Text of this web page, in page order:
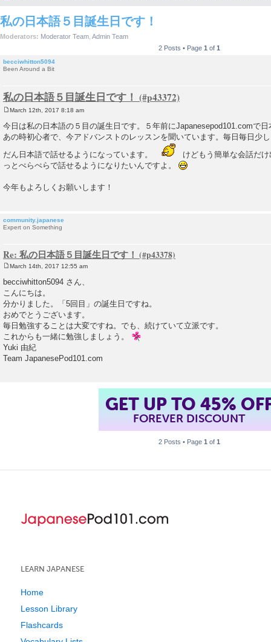
私の日本語５目誕生日です！
Moderators: Moderator Team Admin Team
2 Posts • Page 1 of 1
becciwhitton5094
Been Around a Bit
私の日本語５目誕生日です！
o
s
t
March 12th, 2017 8:18 am
今日は私の日本語の５目の誕生日です。５年前にJapanesepod101.comで
あの時初心者で、今アドバンストのレッスンを聞いています。毎日毎日少
だん日本語で話せるようになっています。
けどもう簡単な会話だ
っとぺらぺらで話せるようになりたいんですよ。
今年もよろしくお願いします！
community.japanese
Expert on Something
Re: 私の日本語５目誕生日です！
s
March 14th, 2017 12:55 am
becciwhitton5094 さん、
こんにちは。
分かりました。「5回目」の誕生日ですね。
おめでとうございます。
毎日勉強することは大変ですね。でも、続けていて立派です。
これからも一緒に勉強しましょう。
Yuki 由紀
Team JapanesePod101.com
GET UP TO 45%
FOREVER DISCOUNT
2 Posts • Page 1 of 1
LEARN JAPANESE
Home
Lesson Library
Flashcards